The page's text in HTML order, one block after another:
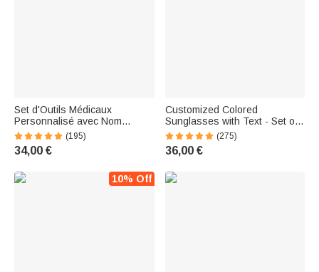
Set d'Outils Médicaux
Personnalisé avec Nom
Ciseaux à Pansements Pince
Ciseaux à Suture Cadeau
pour Infirmière Étudiant
(195)
34,00 €
Customized Colored
Sunglasses with Text - Set of
10 Pairs for Weddings and
Evening Events
(275)
36,00 €
10% Off